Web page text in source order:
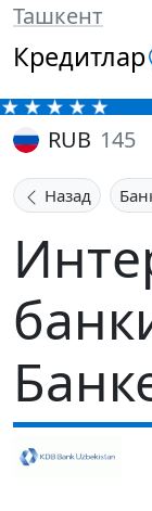
Ташкент
Кредитлар
RUB 145
Назад